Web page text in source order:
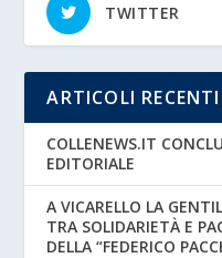
TWITTER
ARTICOLI RECENTI
COLLENEWS.IT
EDITORIALE
A VICARELLO LA
TRA SOLIDARIETÀ E
DELLA “FEDERICO